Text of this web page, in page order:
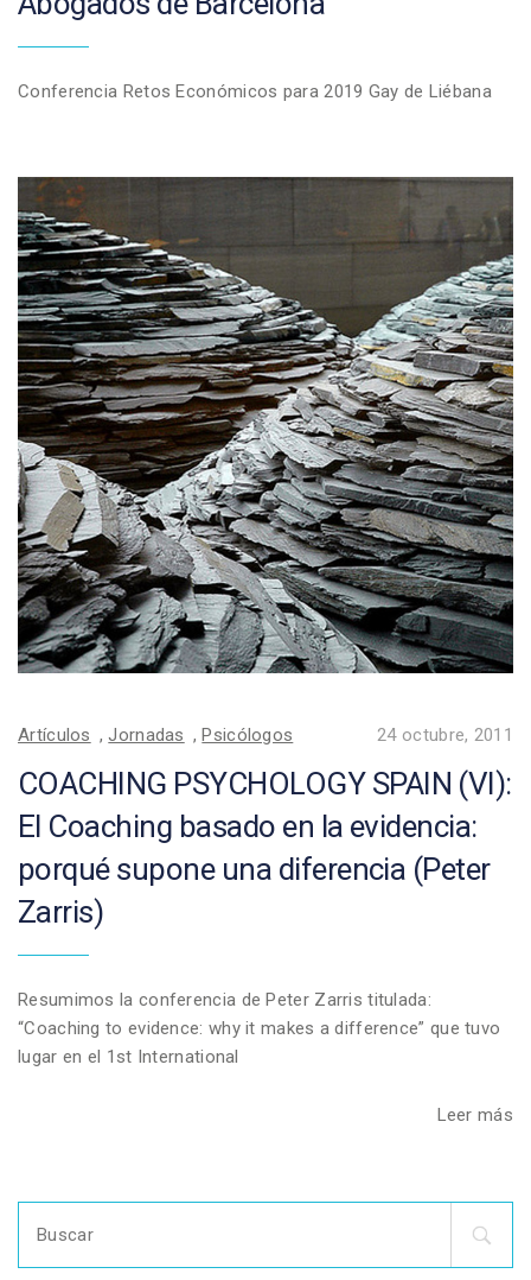
Conferencia Retos Económicos para 2019 Gay de Liébana
Artículos ,Jornadas ,Psicólogos 24 octubre, 2011
COACHING PSYCHOLOGY SPAIN (VI):
El Coaching basado en la evidencia:
porqué supone una diferencia (Peter
Zarris)
Resumimos la conferencia de Peter Zarris titulada:
“Coaching to evidence: why it makes a difference” que tuvo
lugar en el 1st International
Leer más
for: